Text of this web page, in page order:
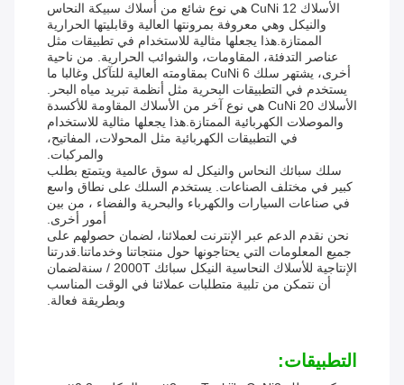
الأسلاك CuNi 12 هي نوع شائع من أسلاك سبيكة النحاس
والنيكل وهي معروفة بمرونتها العالية وقابليتها الحرارية
الممتازة.هذا يجعلها مثالية للاستخدام في تطبيقات مثل
عناصر التدفئة، المقاومات، والشوائب الحرارية. من ناحية
أخرى، يشتهر سلك CuNi 6 بمقاومته العالية للتآكل وغالبا ما
يستخدم في التطبيقات البحرية مثل أنظمة تبريد مياه البحر.
الأسلاك CuNi 20 هي نوع آخر من الأسلاك المقاومة للأكسدة
والموصلات الكهربائية الممتازة.هذا يجعلها مثالية للاستخدام
في التطبيقات الكهربائية مثل المحولات، المفاتيح،
والمركبات.
سلك سبائك النحاس والنيكل له سوق عالمية ويتمتع بطلب
كبير في مختلف الصناعات. يستخدم السلك على نطاق واسع
في صناعات السيارات والكهرباء والبحرية والفضاء ، من بين
أمور أخرى.
نحن نقدم الدعم عبر الإنترنت لعملائنا، لضمان حصولهم على
جميع المعلومات التي يحتاجونها حول منتجاتنا وخدماتنا.قدرتنا
الإنتاجية للأسلاك النحاسية النيكل سبائك 2000T / سنةلضمان
أن نتمكن من تلبية متطلبات عملائنا في الوقت المناسب
وبطريقة فعالة.
التطبيقات: